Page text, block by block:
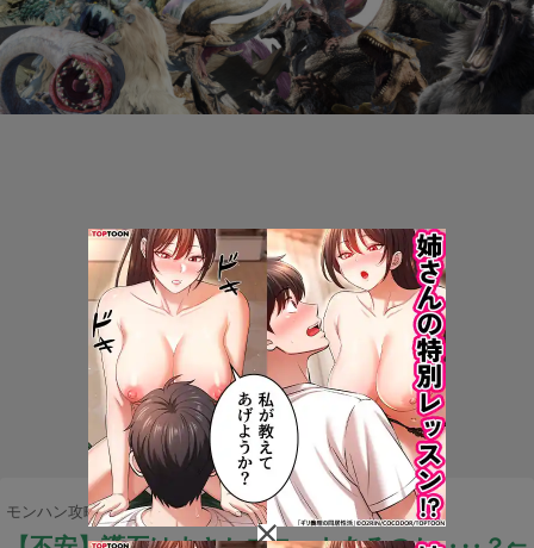
モンハン攻略まとめ隊 >武器・防具 >